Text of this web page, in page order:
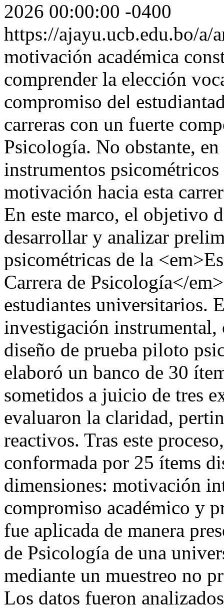
2026 00:00:00 -0400
https://ajayu.ucb.edu.bo/
motivación académica
comprender la elección
compromiso del
carreras con un fuerte
Psicología. No obstante,
instrumentos
motivación hacia esta
En este marco, el objetivo
desarrollar y analizar
psicométricas de la
Carrera de Psicología</
estudiantes universitarios.
investigación
diseño de prueba piloto
elaboró un banco de 30
sometidos a juicio de tres
evaluaron la claridad,
reactivos. Tras este
conformada por 25 ítems
dimensiones: motivación
compromiso académico y
fue aplicada de manera
de Psicología de una
mediante un muestreo no
Los datos fueron